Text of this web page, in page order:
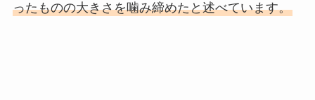
ったものの大きさを噛み締めたと述べています。